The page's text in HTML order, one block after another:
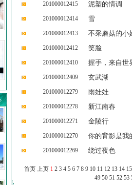
201000012415 泥塑的情调
201000012414 雪
201000012413 不采蘑菇的小
201000012412 笑脸
201000012410 握手，来自世
201000012409 玄武湖
201000012279 雨娃娃
201000012278 新江南春
201000012271 金陵行
201000012270 你的背影是我
201000012269 绕过夜色
首页 上页 1 2 3 4 5 6 7 8 9 10 11 12 13 14 15
49 50 51 52 53